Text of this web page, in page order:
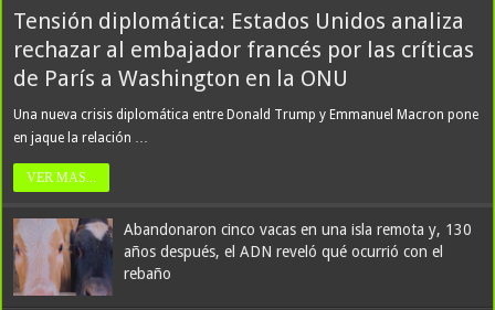
Tensión diplomática: Estados Unidos analiza
rechazar al embajador francés por las críticas
de París a Washington en la ONU
Una nueva crisis diplomática entre Donald Trump y Emmanuel Macron pone
en jaque la relación …
VER MAS...
Abandonaron cinco vacas en una isla remota y, 130
años después, el ADN reveló qué ocurrió con el
rebaño